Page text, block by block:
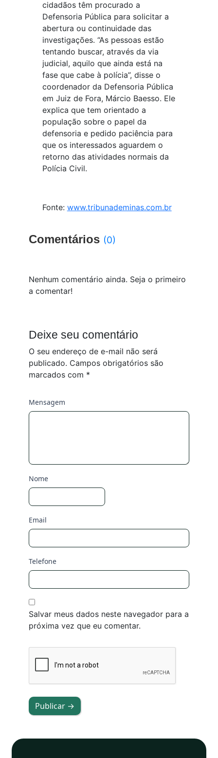
cidadãos têm procurado a
Defensoria Pública para solicitar a
abertura ou continuidade das
investigações. “As pessoas estão
tentando buscar, através da via
judicial, aquilo que ainda está na
fase que cabe à polícia”, disse o
coordenador da Defensoria Pública
em Juiz de Fora, Márcio Baesso. Ele
explica que tem orientado a
população sobre o papel da
defensoria e pedido paciência para
que os interessados aguardem o
retorno das atividades normais da
Polícia Civil.
Fonte: www.tribunademinas.com.br
Comentários (0)
Nenhum comentário ainda. Seja o primeiro
a comentar!
Deixe seu comentário
O seu endereço de e-mail não será
publicado. Campos obrigatórios são
marcados com *
Mensagem
Nome
Email
Telefone
Salvar meus dados neste navegador para a
próxima vez que eu comentar.
Publicar →